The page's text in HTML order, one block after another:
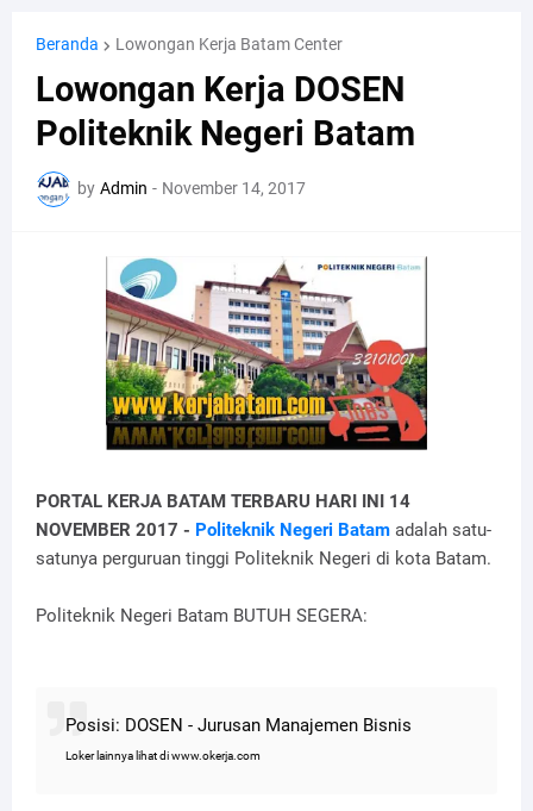
Beranda Lowongan Kerja Batam Center
Lowongan Kerja DOSEN
Politeknik Negeri Batam
by Admin - November 14, 2017
PORTAL KERJA BATAM TERBARU HARI INI 14
NOVEMBER 2017 - Politeknik Negeri Batam adalah satu-
satunya perguruan tinggi Politeknik Negeri di kota Batam.
Politeknik Negeri Batam BUTUH SEGERA:
Posisi: DOSEN - Jurusan Manajemen Bisnis
Loker lainnya lihat di www.okerja.com